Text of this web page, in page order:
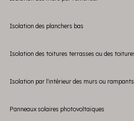
Isolation des planchers bas
Isolation des toitures terrasses ou des
Isolation par l'intérieur des murs ou
Panneaux solaires photovoltaïques